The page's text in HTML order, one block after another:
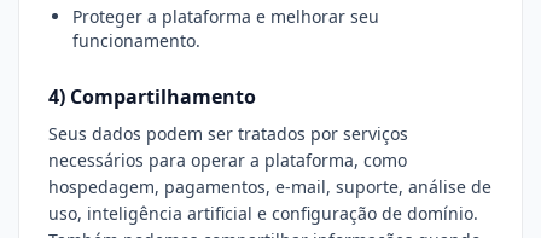
Proteger a plataforma e melhorar seu
funcionamento.
4) Compartilhamento
Seus dados podem ser tratados por serviços
necessários para operar a plataforma, como
hospedagem, pagamentos, e-mail, suporte, análise de
uso, inteligência artificial e configuração de domínio.